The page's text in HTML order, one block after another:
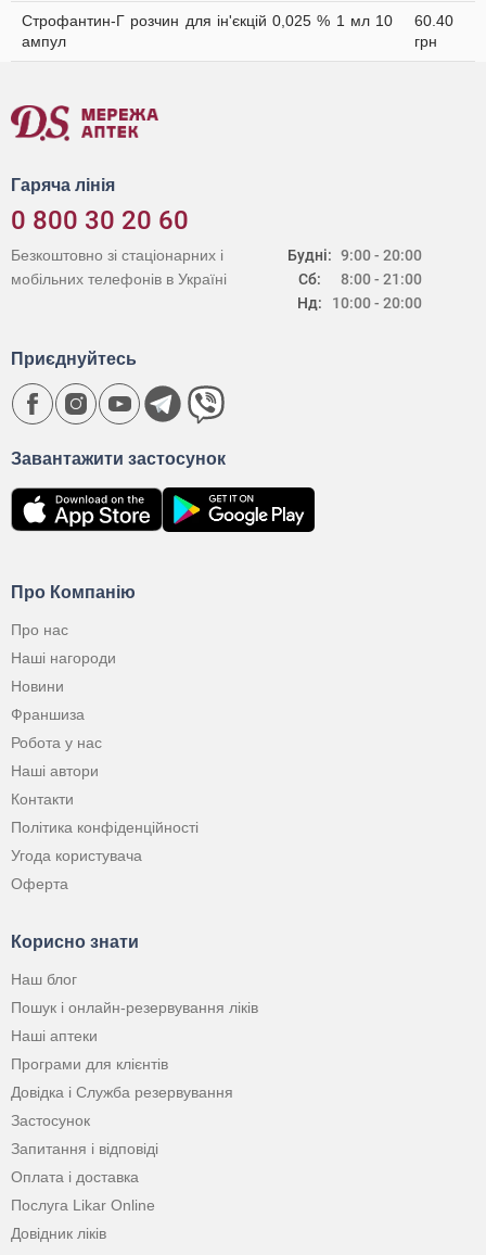
Строфантин-Г розчин для ін'єкцій 0,025 % 1 мл 10
ампул
60.40
грн
Гаряча лінія
0 800 30 20 60
Будні:
Сб:
Нд:
9:00 - 20:00
8:00 - 21:00
10:00 - 20:00
Безкоштовно зі стаціонарних і
мобільних телефонів в Україні
Про Компанію
Про нас
Наші нагороди
Новини
Франшиза
Робота у нас
Наші автори
Контакти
Політика конфіденційності
Угода користувача
Оферта
Корисно знати
Наш блог
Пошук і онлайн-резервування ліків
Наші аптеки
Програми для клієнтів
Довідка і Служба резервування
Застосунок
Запитання і відповіді
Оплата і доставка
Послуга Likar Online
Довідник ліків
Завантажити застосунок
Приєднуйтесь